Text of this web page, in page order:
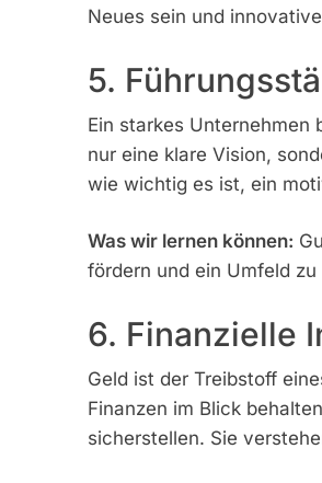
Neues sein und
5.
Ein starkes Unternehmen
nur eine klare Vision,
wie wichtig es ist, ein
Was wir lernen können:
fördern und ein Umfeld
6. Finanzielle
Geld ist der Treibstoff
Finanzen im Blick
sicherstellen. Sie